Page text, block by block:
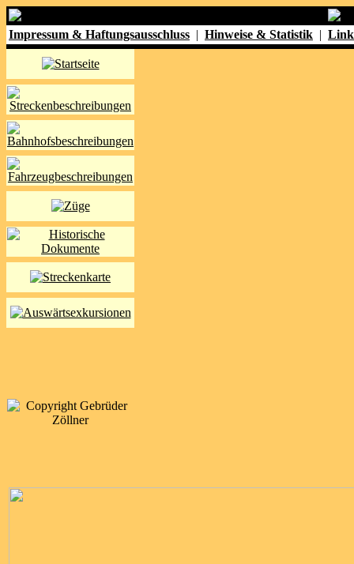
Impressum & Haftungsausschluss | Hinweise & Statistik |